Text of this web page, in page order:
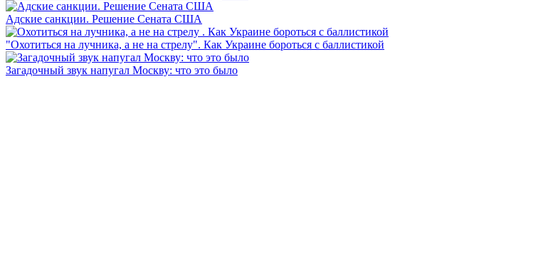
Адские санкции. Решение Сената США
"Охотиться на лучника, а не на стрелу". Как Украине бороться с баллистикой
Загадочный звук напугал Москву: что это было